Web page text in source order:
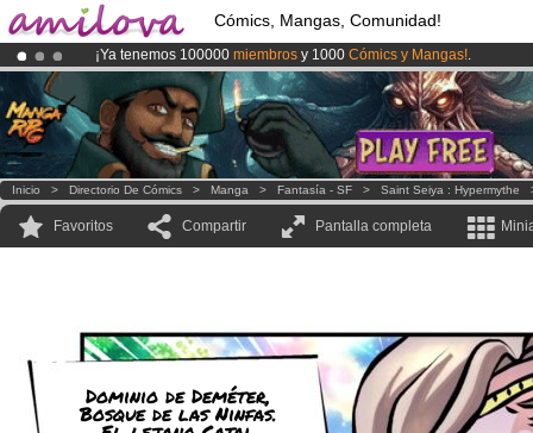
Cómics, Mangas, Comunidad!
¡Ya tenemos 100000 miembros y 1000 Cómics y Mangas!.
¡El Kickstarter Amilova está desormado lanzado!.
¡Conviertete en Premium por3.95 euros al mes!Hazte Premium ya
Inicio > Directorio De Cómics > Manga > Fantasía - SF > Saint Seiya : Hypermythe
Favoritos Compartir Pantalla completa
Dominio de Deméter,
Bosque de las Ninfas.